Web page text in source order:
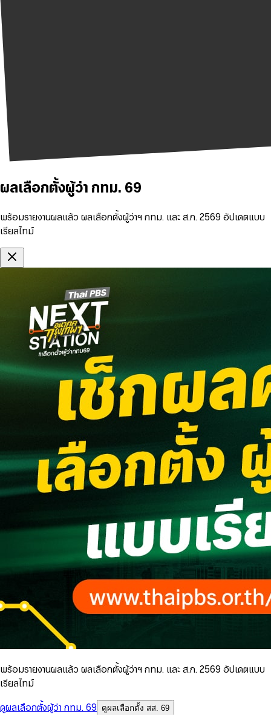
ผลเลือกตั้งผู้ว่า กทม. 69
พร้อมรายงานผลแล้ว ผลเลือกตั้งผู้ว่าฯ กทม. และ ส.ก. 2569 อัปเดตแบบ
เรียลไทม์
พร้อมรายงานผลแล้ว ผลเลือกตั้งผู้ว่าฯ กทม. และ ส.ก. 2569 อัปเดตแบบ
เรียลไทม์
ดูผลเลือกตั้งผู้ว่า กทม. 69
ดูผลเลือกตั้ง สส. 69